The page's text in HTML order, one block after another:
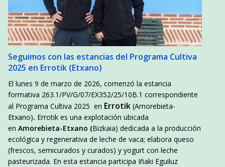
Seguimos con las estancias del Programa Cultiva
2025 en Errotik (Etxano)
El lunes 9 de marzo de 2026, comenzó la estancia
formativa 263.1/PV/G/07/EX352/25/10B.1 correspondiente
al Programa Cultiva 2025 en Errotik (Amorebieta-
Etxano). Errotik es una explotación ubicada
en Amorebieta-Etxano (Bizkaia) dedicada a la producción
ecológica y regenerativa de leche de vaca; elabora queso
(frescos, semicurados y curados) y yogurt con leche
pasteurizada. En esta estancia participa Iñaki Eguiluz